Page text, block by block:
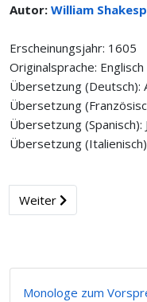
Autor: William
Erscheinungsjahr: 1605
Originalsprache: Englisch
Übersetzung (Deutsch):
Übersetzung
Übersetzung
Übersetzung
Weiter
Monologe zum